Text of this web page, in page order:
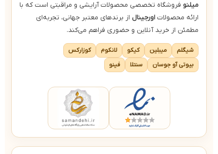
میلنو فروشگاه تخصصی محصولات آرایشی و مراقبتی است که با
ارائه محصولات اورجینال از برندهای معتبر جهانی، تجربه‌ای
مطمئن از خرید آنلاین و حضوری فراهم می‌کند.
شیگلم میبلین کیکو لانکوم
کوزارکس
بیوتی آو جوسان
سنتلا فینو